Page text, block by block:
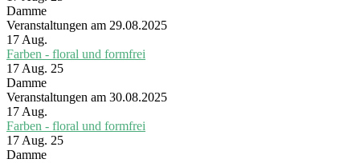
Damme
Veranstaltungen am 29.08.2025
17 Aug.
Farben - floral und formfrei
17 Aug. 25
Damme
Veranstaltungen am 30.08.2025
17 Aug.
Farben - floral und formfrei
17 Aug. 25
Damme